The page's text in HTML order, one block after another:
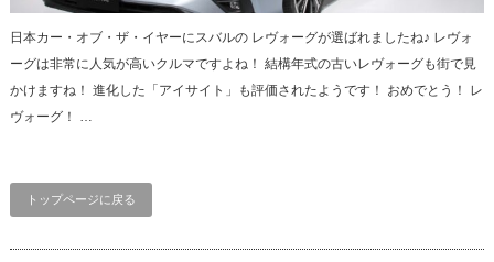
日本カー・オブ・ザ・イヤーにスバルの レヴォーグが選ばれましたね♪ レヴォ
ーグは非常に人気が高いクルマですよね！ 結構年式の古いレヴォーグも街で見
かけますね！ 進化した「アイサイト」も評価されたようです！ おめでとう！ レ
ヴォーグ！ …
トップページに戻る